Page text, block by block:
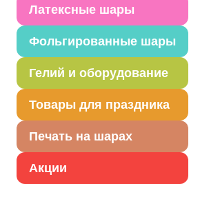
Латексные шары
Фольгированные шары
Гелий и оборудование
Товары для праздника
Печать на шарах
Акции
"Шарм Арт". На сегодняшний день
самый известный российский
праздничного декора.